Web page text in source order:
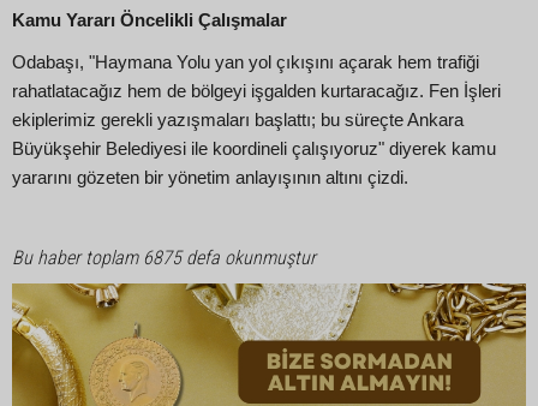
Kamu Yararı Öncelikli Çalışmalar
Odabaşı, "Haymana Yolu yan yol çıkışını açarak hem trafiği
rahatlatacağız hem de bölgeyi işgalden kurtaracağız. Fen İşleri
ekiplerimiz gerekli yazışmaları başlattı; bu süreçte Ankara
Büyükşehir Belediyesi ile koordineli çalışıyoruz" diyerek kamu
yararını gözeten bir yönetim anlayışının altını çizdi.
Bu haber toplam 6875 defa okunmuştur